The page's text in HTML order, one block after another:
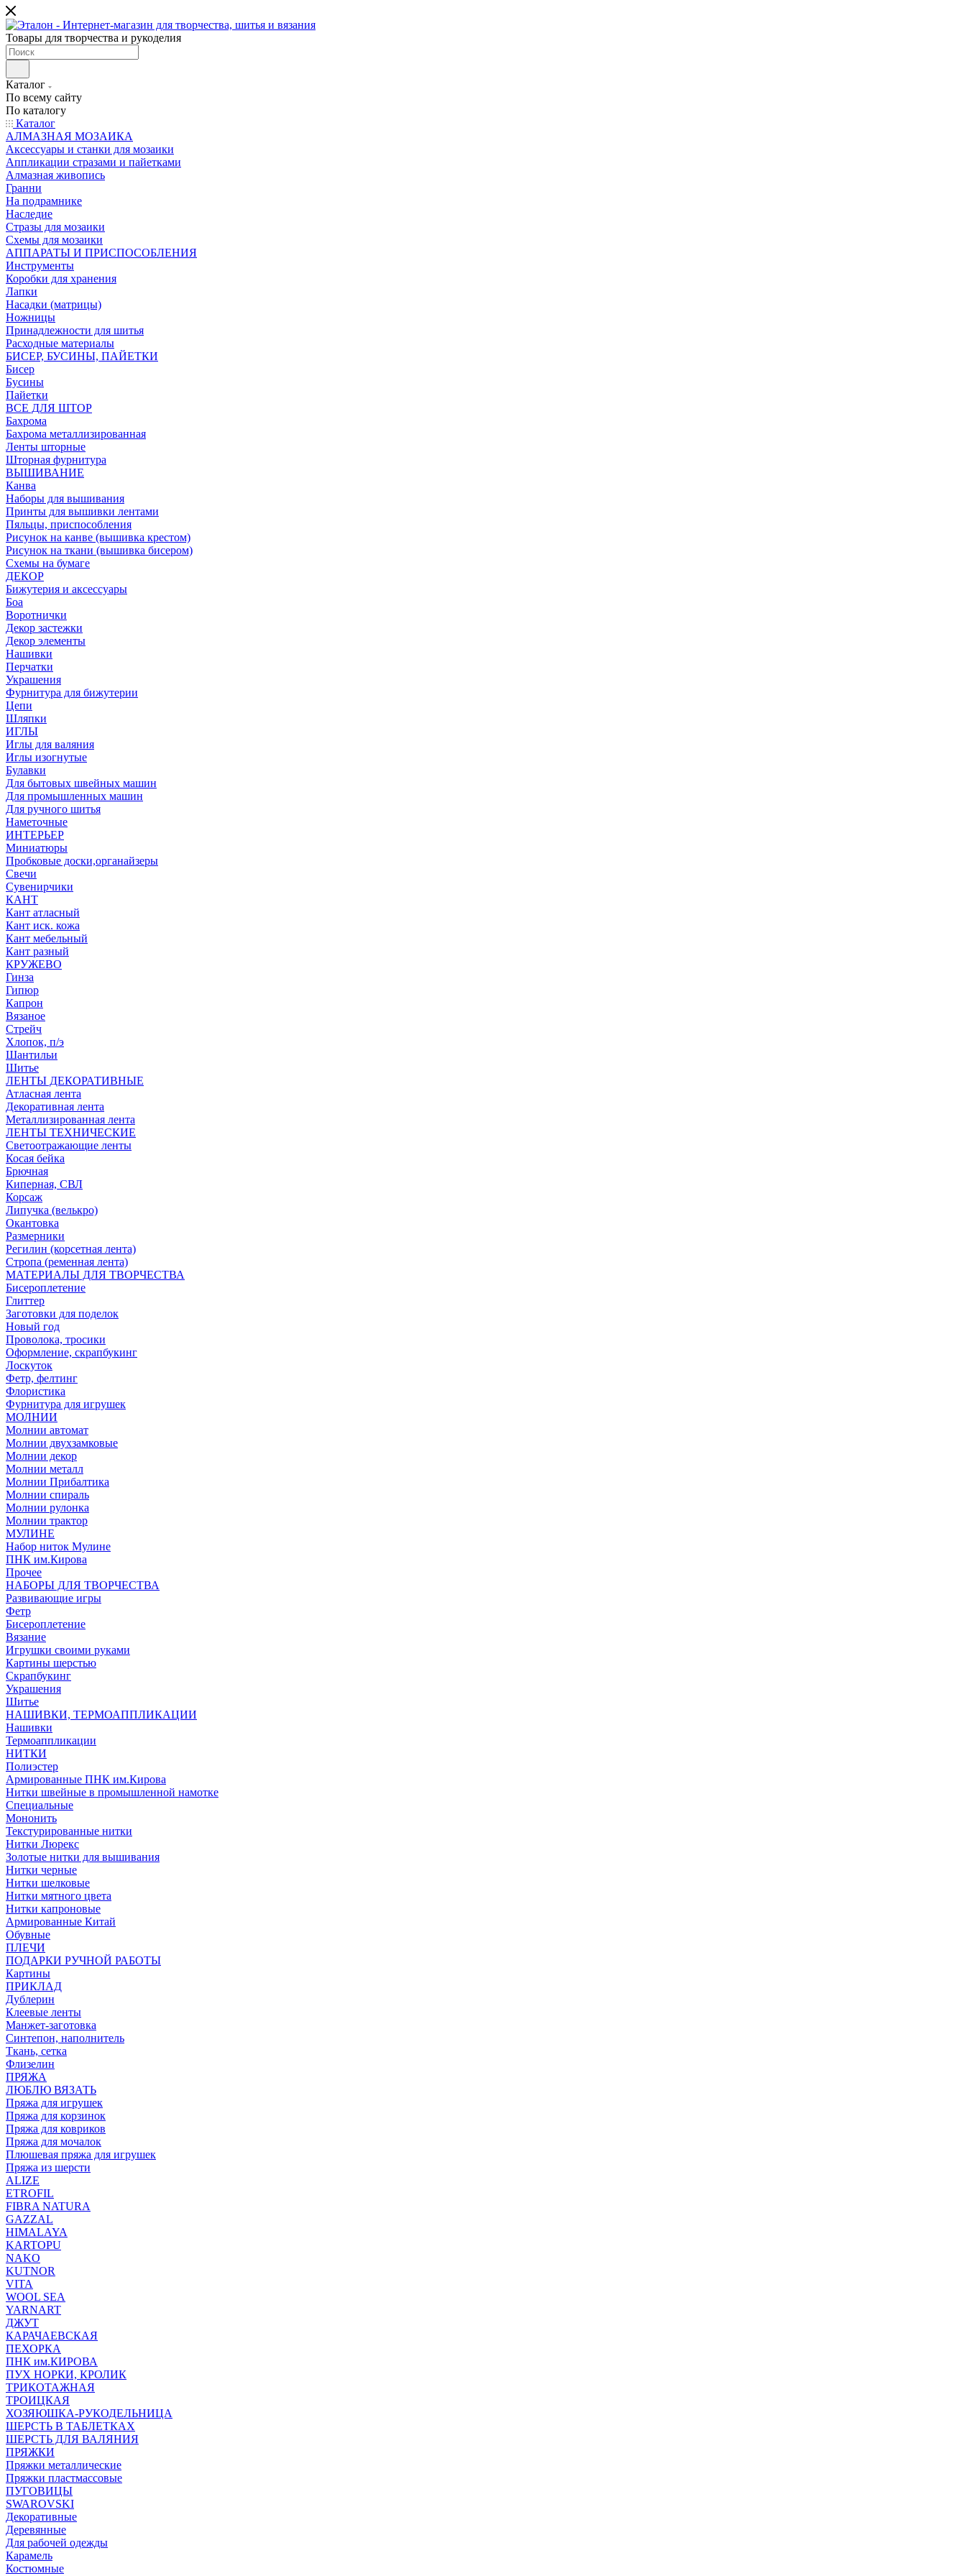
Товары для творчества и рукоделия
Каталог
По всему сайту
По каталогу
Каталог
АЛМАЗНАЯ МОЗАИКА
Аксессуары и станки для мозаики
Аппликации стразами и пайетками
Алмазная живопись
Гранни
На подрамнике
Наследие
Стразы для мозаики
Схемы для мозаики
АППАРАТЫ И ПРИСПОСОБЛЕНИЯ
Инструменты
Коробки для хранения
Лапки
Насадки (матрицы)
Ножницы
Принадлежности для шитья
Расходные материалы
БИСЕР, БУСИНЫ, ПАЙЕТКИ
Бисер
Бусины
Пайетки
ВСЕ ДЛЯ ШТОР
Бахрома
Бахрома металлизированная
Ленты шторные
Шторная фурнитура
ВЫШИВАНИЕ
Канва
Наборы для вышивания
Принты для вышивки лентами
Пяльцы, приспособления
Рисунок на канве (вышивка крестом)
Рисунок на ткани (вышивка бисером)
Схемы на бумаге
ДЕКОР
Бижутерия и аксессуары
Боа
Воротнички
Декор застежки
Декор элементы
Нашивки
Перчатки
Украшения
Фурнитура для бижутерии
Цепи
Шляпки
ИГЛЫ
Иглы для валяния
Иглы изогнутые
Булавки
Для бытовых швейных машин
Для промышленных машин
Для ручного шитья
Наметочные
ИНТЕРЬЕР
Миниатюры
Пробковые доски,органайзеры
Свечи
Сувенирчики
КАНТ
Кант атласный
Кант иск. кожа
Кант мебельный
Кант разный
КРУЖЕВО
Гинза
Гипюр
Капрон
Вязаное
Стрейч
Хлопок, п/э
Шантильи
Шитье
ЛЕНТЫ ДЕКОРАТИВНЫЕ
Атласная лента
Декоративная лента
Металлизированная лента
ЛЕНТЫ ТЕХНИЧЕСКИЕ
Светоотражающие ленты
Косая бейка
Брючная
Киперная, СВЛ
Корсаж
Липучка (велькро)
Окантовка
Размерники
Регилин (корсетная лента)
Стропа (ременная лента)
МАТЕРИАЛЫ ДЛЯ ТВОРЧЕСТВА
Бисероплетение
Глиттер
Заготовки для поделок
Новый год
Проволока, тросики
Оформление, скрапбукинг
Лоскуток
Фетр, фелтинг
Флористика
Фурнитура для игрушек
МОЛНИИ
Молнии автомат
Молнии двухзамковые
Молнии декор
Молнии металл
Молнии Прибалтика
Молнии спираль
Молнии рулонка
Молнии трактор
МУЛИНЕ
Набор ниток Мулине
ПНК им.Кирова
Прочее
НАБОРЫ ДЛЯ ТВОРЧЕСТВА
Развивающие игры
Фетр
Бисероплетение
Вязание
Игрушки своими руками
Картины шерстью
Скрапбукинг
Украшения
Шитье
НАШИВКИ, ТЕРМОАППЛИКАЦИИ
Нашивки
Термоаппликации
НИТКИ
Полиэстер
Армированные ПНК им.Кирова
Нитки швейные в промышленной намотке
Специальные
Мононить
Текстурированные нитки
Нитки Люрекс
Золотые нитки для вышивания
Нитки черные
Нитки шелковые
Нитки мятного цвета
Нитки капроновые
Армированные Китай
Обувные
ПЛЕЧИ
ПОДАРКИ РУЧНОЙ РАБОТЫ
Картины
ПРИКЛАД
Дублерин
Клеевые ленты
Манжет-заготовка
Синтепон, наполнитель
Ткань, сетка
Флизелин
ПРЯЖА
ЛЮБЛЮ ВЯЗАТЬ
Пряжа для игрушек
Пряжа для корзинок
Пряжа для ковриков
Пряжа для мочалок
Плюшевая пряжа для игрушек
Пряжа из шерсти
ALIZE
ETROFIL
FIBRA NATURA
GAZZAL
HIMALAYA
KARTOPU
NAKO
KUTNOR
VITA
WOOL SEA
YARNART
ДЖУТ
КАРАЧАЕВСКАЯ
ПЕХОРКА
ПНК им.КИРОВА
ПУХ НОРКИ, КРОЛИК
ТРИКОТАЖНАЯ
ТРОИЦКАЯ
ХОЗЯЮШКА-РУКОДЕЛЬНИЦА
ШЕРСТЬ В ТАБЛЕТКАХ
ШЕРСТЬ ДЛЯ ВАЛЯНИЯ
ПРЯЖКИ
Пряжки металлические
Пряжки пластмассовые
ПУГОВИЦЫ
SWAROVSKI
Декоративные
Деревянные
Для рабочей одежды
Карамель
Костюмные